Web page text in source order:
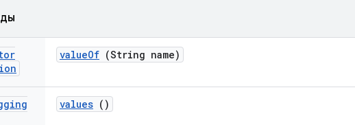
valueOf (String name)
values ()